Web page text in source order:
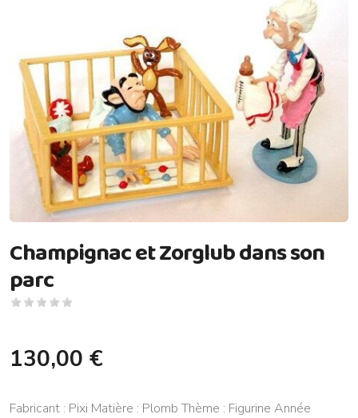
Champignac et Zorglub dans son
parc
130,00 €
Fabricant : Pixi Matière : Plomb Thème : Figurine Année